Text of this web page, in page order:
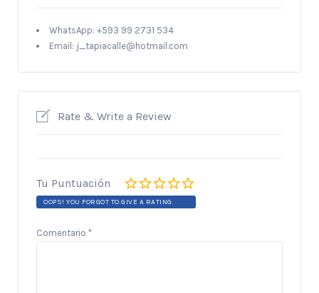
WhatsApp: +593 99 2731 534
Email: j_tapiacalle@hotmail.com
Rate & Write a Review
Tu Puntuación
OOPS! YOU FORGOT TO GIVE A RATING.
Comentario *